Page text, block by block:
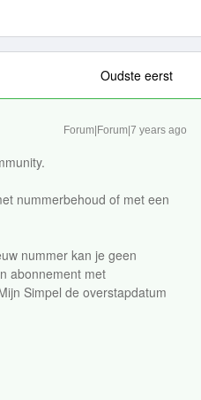
Oudste eerst
Forum|Forum|7 years ago
nummerbehoud of met een
nummer kan je geen
abonnement met
Simpel de overstapdatum